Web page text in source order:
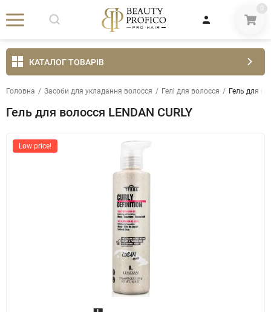
0
КАТАЛОГ ТОВАРІВ
Головна / Засоби для укладання волосся / Гелі для волосся / Гель для
Гель для волосся LENDAN CURLY
Low price!